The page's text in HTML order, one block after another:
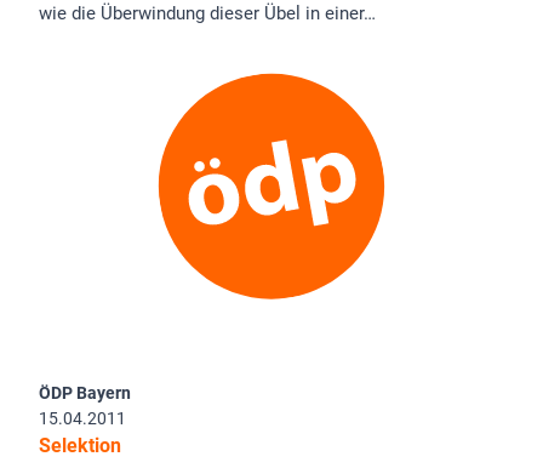
wie die Überwindung dieser Übel in einer…
ÖDP Bayern
15.04.2011
Selektion